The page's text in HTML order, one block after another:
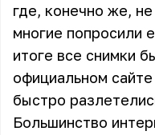
где, конечно же,
многие попросили
итоге все снимки
официальном
быстро
Большинство